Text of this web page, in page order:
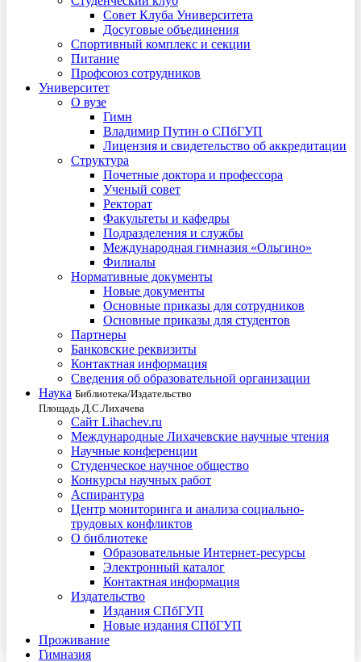
Совет Клуба Университета
Досуговые объединения
Спортивный комплекс и секции
Питание
Профсоюз сотрудников
Университет
О вузе
Гимн
Владимир Путин о СПбГУП
Лицензия и свидетельство об аккредитации
Структура
Почетные доктора и профессора
Ученый совет
Ректорат
Факультеты и кафедры
Подразделения и службы
Международная гимназия «Ольгино»
Филиалы
Нормативные документы
Новые документы
Основные приказы для сотрудников
Основные приказы для студентов
Партнеры
Банковские реквизиты
Контактная информация
Сведения об образовательной организации
Наука Библиотека/Издательство
Площадь Д.С.Лихачева
Сайт Lihachev.ru
Международные Лихачевские научные чтения
Научные конференции
Студенческое научное общество
Конкурсы научных работ
Аспирантура
Центр мониторинга и анализа социально-
трудовых конфликтов
О библиотеке
Образовательные Интернет-ресурсы
Электронный каталог
Контактная информация
Издательство
Издания СПбГУП
Новые издания СПбГУП
Проживание
Гимназия